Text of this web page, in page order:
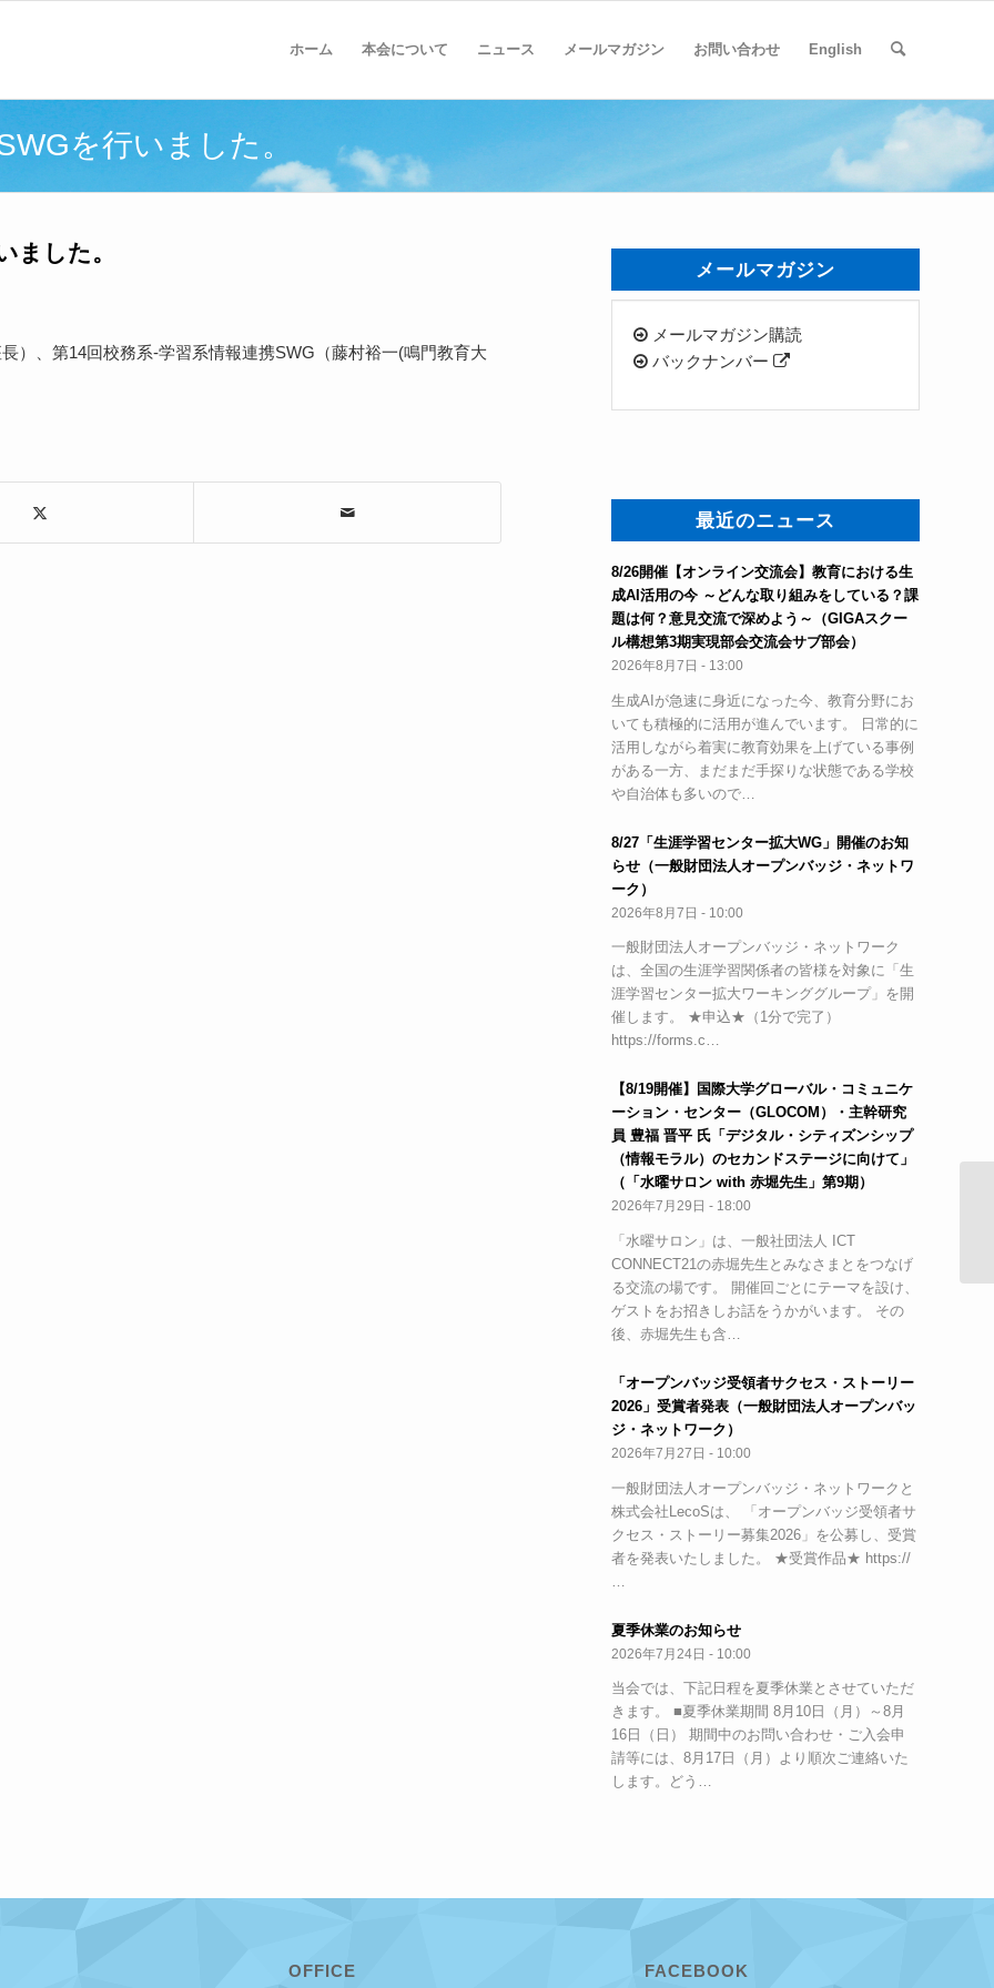
ホーム 本会について ニュース メールマガジン お問い合わせ English
を行いました。
ました。
）、第14回校務系-学習系情報連携SWG（藤村裕一(鳴門教育大
メールマガジン
メールマガジン購読
バックナンバー
最近のニュース
8/26開催【オンライン交流会】教育における生
成AI活用の今 ～どんな取り組みをしている？課
題は何？意見交流で深めよう～（GIGAスクー
ル構想第3期実現部会交流会サブ部会）
2026年8月7日 - 13:00
生成AIが急速に身近になった今、教育分野にお
いても積極的に活用が進んでいます。 日常的に
活用しながら着実に教育効果を上げている事例
がある一方、まだまだ手探りな状態である学校
や自治体も多いので…
8/27「生涯学習センター拡大WG」開催のお知
らせ（一般財団法人オープンバッジ・ネットワ
ーク）
2026年8月7日 - 10:00
一般財団法人オープンバッジ・ネットワーク
は、全国の生涯学習関係者の皆様を対象に「生
涯学習センター拡大ワーキンググループ」を開
催します。 ★申込★（1分で完了）
https://forms.c…
【8/19開催】国際大学グローバル・コミュニケ
ーション・センター（GLOCOM）・主幹研究
員 豊福 晋平 氏「デジタル・シティズンシップ
（情報モラル）のセカンドステージに向けて」
（「水曜サロン with 赤堀先生」第9期）
2026年7月29日 - 18:00
「水曜サロン」は、一般社団法人 ICT
CONNECT21の赤堀先生とみなさまとをつなげ
る交流の場です。 開催回ごとにテーマを設け、
ゲストをお招きしお話をうかがいます。 その
後、赤堀先生も含…
「オープンバッジ受領者サクセス・ストーリー
2026」受賞者発表（一般財団法人オープンバッ
ジ・ネットワーク）
2026年7月27日 - 10:00
一般財団法人オープンバッジ・ネットワークと
株式会社LecoSは、 「オープンバッジ受領者サ
クセス・ストーリー募集2026」を公募し、受賞
者を発表いたしました。 ★受賞作品★ https://
夏季休業のお知らせ
2026年7月24日 - 10:00
当会では、下記日程を夏季休業とさせていただ
きます。 ■夏季休業期間 8月10日（月）～8月
16日（日） 期間中のお問い合わせ・ご入会申
請等には、8月17日（月）より順次ご連絡いた
します。どう…
OFFICE FACEBOOK